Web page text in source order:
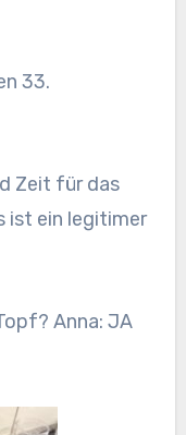
33.
Zeit für das
ist ein legitimer
Anna: JA